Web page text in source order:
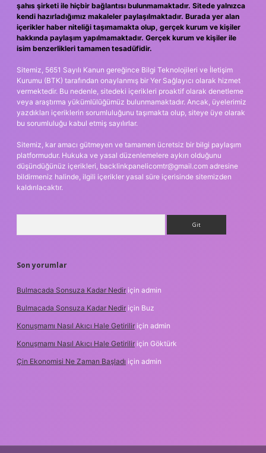
şahıs şirketi ile hiçbir bağlantısı bulunmamaktadır. Sitede yalnızca
kendi hazırladığımız makaleler paylaşılmaktadır. Burada yer alan
içerikler haber niteliği taşımamakta olup, gerçek kurum ve kişiler
hakkında paylaşım yapılmamaktadır. Gerçek kurum ve kişiler ile
isim benzerlikleri tamamen tesadüfidir.
Sitemiz, 5651 Sayılı Kanun gereğince Bilgi Teknolojileri ve İletişim
Kurumu (BTK) tarafından onaylanmış bir Yer Sağlayıcı olarak hizmet
vermektedir. Bu nedenle, sitedeki içerikleri proaktif olarak denetleme
veya araştırma yükümlülüğümüz bulunmamaktadır. Ancak, üyelerimiz
yazdıkları içeriklerin sorumluluğunu taşımakta olup, siteye üye olarak
bu sorumluluğu kabul etmiş sayılırlar.
Sitemiz, kar amacı gütmeyen ve tamamen ücretsiz bir bilgi paylaşım
platformudur. Hukuka ve yasal düzenlemelere aykırı olduğunu
düşündüğünüz içerikleri, backlinkpanelicomtr@gmail.com adresine
bildirmeniz halinde, ilgili içerikler yasal süre içerisinde sitemizden
kaldırılacaktır.
Son yorumlar
Bulmacada Sonsuza Kadar Nedir için admin
Bulmacada Sonsuza Kadar Nedir için Buz
Konuşmamı Nasıl Akıcı Hale Getirilir için admin
Konuşmamı Nasıl Akıcı Hale Getirilir için Göktürk
Çin Ekonomisi Ne Zaman Başladı için admin